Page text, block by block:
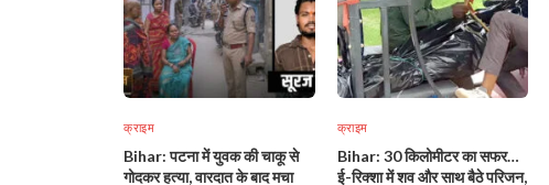
क्राइम
Bihar: पटना में युवक की चाकू से
गोदकर हत्या, वारदात के बाद मचा
क्राइम
Bihar: 30 किलोमीटर का सफर…
ई-रिक्शा में शव और साथ बैठे परिजन,